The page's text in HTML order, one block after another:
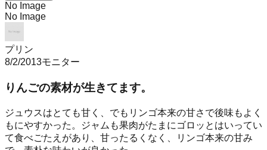
No Image
No Image
プリン
8/2/2013モニター
りんごの素材が生きてます。
ジュウスはとても甘く、でもリンゴ本来の甘さで後味もよく
もにやすかった。ジャムも果肉がたまにゴロッとはいってい
て食べごたえがあり、甘ったるくなく、リンゴ本来の甘み